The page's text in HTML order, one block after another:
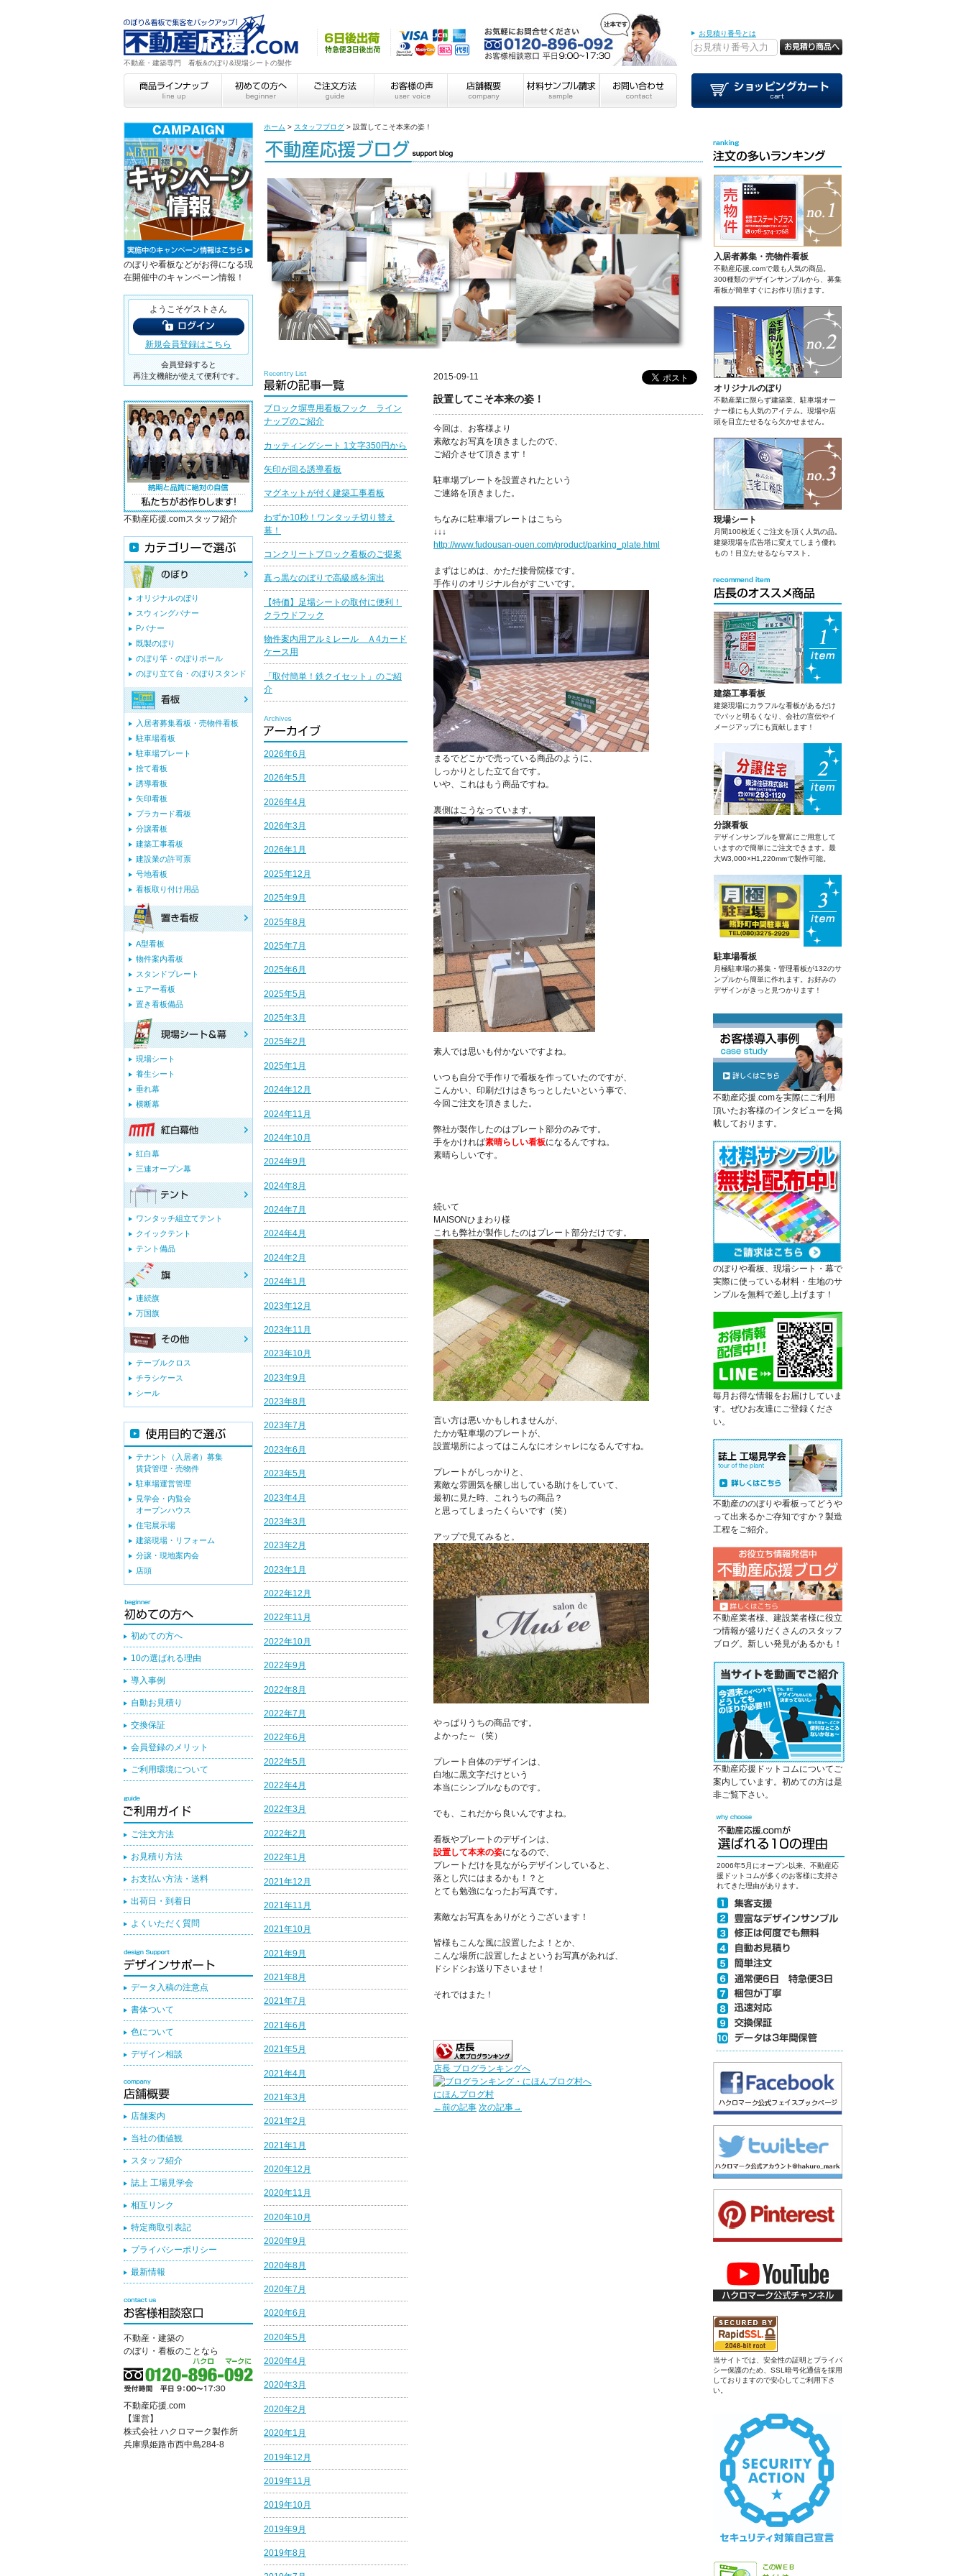
不動産・建築専門 看板&のぼり&現場シートの製作
お見積り番号とは
ホーム > スタッフブログ > 設置してこそ本来の姿！
2015-09-11
設置してこそ本来の姿！
今回は、お客様より
素敵なお写真を頂きましたので、
ご紹介させて頂きます！
駐車場プレートを設置されたという
ご連絡を頂きました。
ちなみに駐車場プレートはこちら
↓↓↓
http://www.fudousan-ouen.com/product/parking_plate.html
まずはじめは、かただ接骨院様です。
手作りのオリジナル台がすごいです。
まるでどこかで売っている商品のように、
しっかりとした立て台です。
いや、これはもう商品ですね。
裏側はこうなっています。
素人では思いも付かないですよね。
いつも自分で手作りで看板を作っていたのですが、
こんかい、印刷だけはきちっとしたいという事で、
今回ご注文を頂きました。
弊社が製作したのはプレート部分のみです。
手をかければ素晴らしい看板になるんですね。
素晴らしいです。
続いて
MAISONひまわり様
これも弊社が製作したのはプレート部分だけです。
言い方は悪いかもしれませんが、
たかが駐車場のプレートが、
設置場所によってはこんなにオシャレになるんですね。
プレートがしっかりと、
素敵な雰囲気を醸し出している助けをしていて、
最初に見た時、これうちの商品？
と思ってしまったくらいです（笑）
アップで見てみると。
やっぱりうちの商品です。
よかった～（笑）
プレート自体のデザインは、
白地に黒文字だけという
本当にシンプルなものです。
でも、これだから良いんですよね。
看板やプレートのデザインは、
設置して本来の姿になるので、
プレートだけを見ながらデザインしていると、
落とし穴にはまるかも！？と
とても勉強になったお写真です。
素敵なお写真をありがとうございます！
皆様もこんな風に設置したよ！とか、
こんな場所に設置したよというお写真があれば、
ドシドシお送り下さいませ！
それではまた！
店長 ブログランキングへ
にほんブログ村
←前の記事 次の記事→
ブロック塀専用看板フック ライン
ナップのご紹介
カッティングシート 1文字350円から
矢印が回る誘導看板
マグネットが付く建築工事看板
わずか10秒！ワンタッチ切り替え
幕！
コンクリートブロック看板のご提案
真っ黒なのぼりで高級感を演出
【特価】足場シートの取付に便利！
クラウドフック
物件案内用アルミレール Ａ4カード
ケース用
「取付簡単！鉄クイセット」のご紹
介
2026年6月
2026年5月
2026年4月
2026年3月
2026年1月
2025年12月
2025年9月
2025年8月
2025年7月
2025年6月
2025年5月
2025年3月
2025年2月
2025年1月
2024年12月
2024年11月
2024年10月
2024年9月
2024年8月
2024年7月
2024年4月
2024年2月
2024年1月
2023年12月
2023年11月
2023年10月
2023年9月
2023年8月
2023年7月
2023年6月
2023年5月
2023年4月
2023年3月
2023年2月
2023年1月
2022年12月
2022年11月
2022年10月
2022年9月
2022年8月
2022年7月
2022年6月
2022年5月
2022年4月
2022年3月
2022年2月
2022年1月
2021年12月
2021年11月
2021年10月
2021年9月
2021年8月
2021年7月
2021年6月
2021年5月
2021年4月
2021年3月
2021年2月
2021年1月
2020年12月
2020年11月
2020年10月
2020年9月
2020年8月
2020年7月
2020年6月
2020年5月
2020年4月
2020年3月
2020年2月
2020年1月
2019年12月
2019年11月
2019年10月
2019年9月
2019年8月
入居者募集・売物件看板
不動産応援.comで最も人気の商品。
300種類のデザインサンプルから、募集
看板が簡単すぐにお作り頂けます。
オリジナルのぼり
不動産業に限らず建築業、駐車場オー
ナー様にも人気のアイテム。現場や店
頭を目立たせるなら欠かせません。
現場シート
月間100枚近くご注文を頂く人気の品。
建築現場を広告塔に変えてしまう優れ
もの！目立たせるならマスト。
建築工事看板
建築現場にカラフルな看板があるだけ
でパッと明るくなり、会社の宣伝やイ
メージアップにも貢献します！
分譲看板
デザインサンプルを豊富にご用意して
いますので簡単にご注文できます。最
大W3,000×H1,220mmで製作可能。
駐車場看板
月極駐車場の募集・管理看板が132のサ
ンプルから簡単に作れます。お好みの
デザインがきっと見つかります！
不動産応援.comを実際にご利用
頂いたお客様のインタビューを掲
載しております。
のぼりや看板、現場シート・幕で
実際に使っている材料・生地のサ
ンプルを無料で差し上げます！
毎月お得な情報をお届けしていま
す。ぜひお友達にご登録くださ
い。
不動産ののぼりや看板ってどうや
って出来るかご存知ですか？製造
工程をご紹介。
不動産業者様、建設業者様に役立
つ情報が盛りだくさんのスタッフ
ブログ。新しい発見があるかも！
不動産応援ドットコムについてご
案内しています。初めての方は是
非ご覧下さい。
2006年5月にオープン以来、不動産応
援ドットコムが多くのお客様に支持さ
れてきた理由があります。
当サイトでは、安全性の証明とプライバ
シー保護のため、SSL暗号化通信を採用
しておりますので安心してご利用下さ
い。
のぼりや看板などがお得になる現
在開催中のキャンペーン情報！
ようこそゲストさん
新規会員登録はこちら
会員登録すると
再注文機能が使えて便利です。
不動産応援.comスタッフ紹介
オリジナルのぼり
スウィングバナー
Pバナー
既製のぼり
のぼり竿・のぼりポール
のぼり立て台・のぼりスタンド
入居者募集看板・売物件看板
駐車場看板
駐車場プレート
捨て看板
誘導看板
矢印看板
プラカード看板
分譲看板
建築工事看板
建設業の許可票
号地看板
看板取り付け用品
A型看板
物件案内看板
スタンドプレート
エアー看板
置き看板備品
現場シート
養生シート
垂れ幕
横断幕
紅白幕
三連オープン幕
ワンタッチ組立てテント
クイックテント
テント備品
連続旗
万国旗
テーブルクロス
チラシケース
シール
テナント（入居者）募集
賃貸管理・売物件
駐車場運営管理
見学会・内覧会
オープンハウス
住宅展示場
建築現場・リフォーム
分譲・現地案内会
店頭
初めての方へ
10の選ばれる理由
導入事例
自動お見積り
交換保証
会員登録のメリット
ご利用環境について
ご注文方法
お見積り方法
お支払い方法・送料
出荷日・到着日
よくいただく質問
データ入稿の注意点
書体ついて
色について
デザイン相談
店舗案内
当社の価値観
スタッフ紹介
誌上 工場見学会
相互リンク
特定商取引表記
プライバシーポリシー
最新情報
不動産・建築の
のぼり・看板のことなら
不動産応援.com
【運営】
株式会社 ハクロマーク製作所
兵庫県姫路市西中島284-8